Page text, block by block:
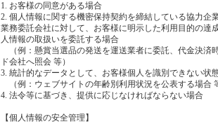
1. お客様の同意がある場合
2. 個人情報に関する機密保持契約を締結している協力企
業務委託会社に対して、お客様に明示した利用目的の達
人情報の取扱いを委託する場合
（例：懸賞当選品の発送を運送業者に委託、代金決済
ド会社へ照会 等）
3. 統計的なデータとして、お客様個人を識別できない状
（例：ウェブサイトの年齢別利用状況を公表する場合
4. 法令等に基づき、提供に応じなければならない場合
【個人情報の安全管理】